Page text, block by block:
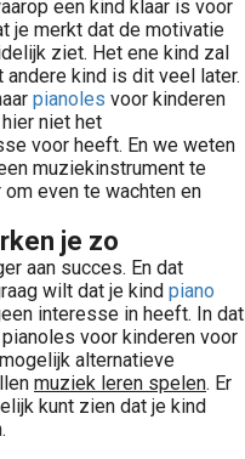
een kind klaar is voor
je merkt dat de motivatie
ziet. Het ene kind zal
kind is dit veel later.
pianoles voor kinderen
niet het
voor heeft. En we weten
muziekinstrument te
even te wachten en
je zo
aan succes. En dat
wilt dat je kind piano
interesse in heeft. In dat
voor kinderen voor
alternatieve
muziek leren spelen. Er
kunt zien dat je kind